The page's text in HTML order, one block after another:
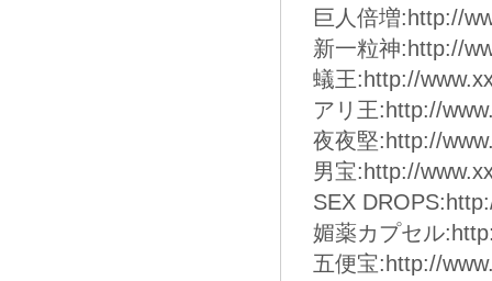
巨人倍増:http://
新一粒神:http://
蟻王:http://
アリ王:http://
夜夜堅:http://
男宝:http://
SEX
媚薬カプセル
五便宝:http://